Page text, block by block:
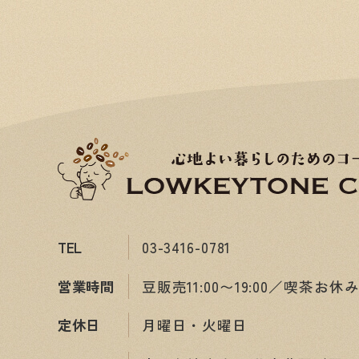
TEL
03-3416-0781
営業時間
豆販売11:00〜19:00／喫茶お休
定休日
月曜日・火曜日